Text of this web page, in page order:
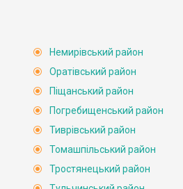
Немирівський район
Оратівський район
Піщанський район
Погребищенський район
Тиврівський район
Томашпільський район
Тростянецький район